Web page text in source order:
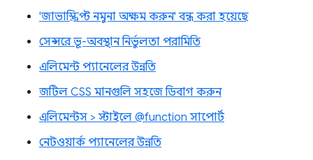
'জাভাস্ক্রিপ্ট নমুনা অক্ষম করুন' বন্ধ করা হয়েছে
সেন্সরে ভূ-অবস্থান নির্ভুলতা পরামিতি
এলিমেন্ট প্যানেলের উন্নতি
জটিল CSS মানগুলি সহজে ডিবাগ করুন
এলিমেন্টস > স্টাইলে @function সাপোর্ট
নেটওয়ার্ক প্যানেলের উন্নতি